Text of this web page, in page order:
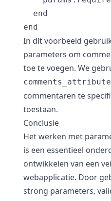
  end
In dit voorbeeld
parameters om
toe te voegen. We
commentaren te
toestaan.
Conclusie
Het werken met
is een essentieel
ontwikkelen van een
webapplicatie. Door
strong parameters,